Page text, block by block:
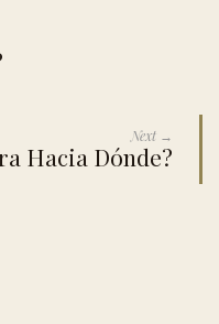
Next →
Hacia Dónde?